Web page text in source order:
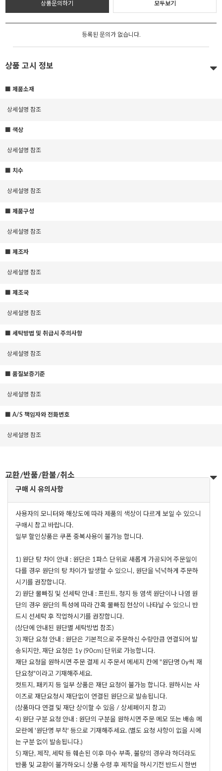
상품문의하기 모두보기
등록된 문의가 없습니다.
상품 고시 정보
■ 제품소재
상세설명 참조
■ 색상
상세설명 참조
■ 치수
상세설명 참조
■ 제품구성
상세설명 참조
■ 제조자
상세설명 참조
■ 제조국
상세설명 참조
■ 세탁방법 및 취급시 주의사항
상세설명 참조
■ 품질보증기준
상세설명 참조
■ A/S 책임자와 전화번호
상세설명 참조
교환/반품/환불/취소
구매 시 유의사항
사용자의 모니터와 해상도에 따라 제품의 색상이 다르게 보일 수 있으니
구매시 참고 바랍니다.
일부 할인상품은 쿠폰 중복사용이 불가능 합니다.
1) 원단 탕 차이 안내 : 원단은 1파스 단위로 새롭게 가공되어 주문일이
다를 경우 원단의 탕 차이가 발생할 수 있으니, 원단을 넉넉하게 주문하
시기를 권장합니다.
2) 원단 물빠짐 및 선세탁 안내 : 프린트, 청지 등 염색 원단이나 나염 원
단의 경우 원단의 특성에 따라 간혹 물빠짐 현상이 나타날 수 있으니 반
드시 선세탁 후 작업하시기를 권장합니다.
(상단에 안내된 원단별 세탁방법 참조)
3) 재단 요청 안내 : 원단은 기본적으로 주문하신 수량만큼 연결되어 발
송되지만, 재단 요청은 1y (90cm) 단위로 가능합니다.
재단 요청을 원하시면 주문 결제 시 주문서 메세지 칸에 "원단명 0y씩 재
단요청"이라고 기재해주세요.
컷트지, 패키지 등 일부 상품은 재단 요청이 불가능 합니다. 원하시는 사
이즈로 재단요청시 재단없이 연결된 원단으로 발송됩니다.
(상품마다 연결 및 재단 상이할 수 있음 / 상세페이지 참고)
4) 원단 구분 요청 안내 : 원단의 구분을 원하시면 주문 메모 또는 배송 메
모란에 '원단명 부착' 등으로 기재해주세요. (별도 요청 사항이 없을 시에
는 구분 없이 발송됩니다.)
5) 재단, 제작, 세탁 등 훼손된 이후 마수 부족, 불량의 경우라 하더라도
반품 및 교환이 불가하오니 상품 수령 후 제작을 하시기전 반드시 한번